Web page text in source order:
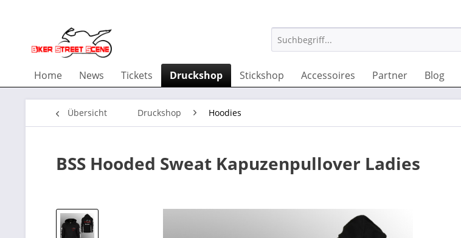
Home News Tickets Druckshop Stickshop Accessoires Partner Blog
Übersicht Druckshop Hoodies
BSS Hooded Sweat Kapuzenpullover Ladies